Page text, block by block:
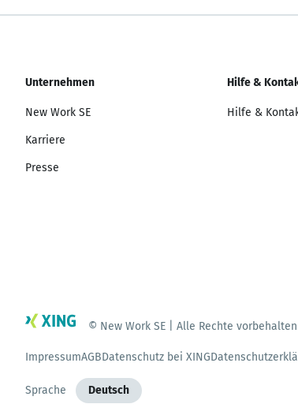
Unternehmen
New Work SE
Karriere
Presse
Hilfe &
Hilfe &
© New Work SE | Alle Rechte vorbehalten
ImpressumAGBDatenschutz bei XING
Sprache Deutsch